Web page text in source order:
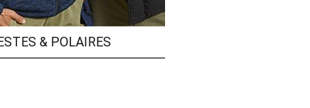
& POLAIRES